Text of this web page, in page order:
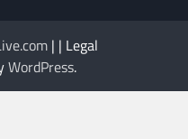
| | Legal
WordPress.